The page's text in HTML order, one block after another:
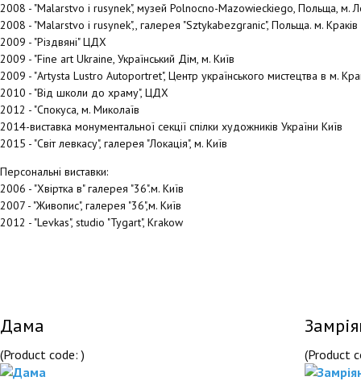
2008 - "Malarstvo i rusynek", музей Polnocno-Mazowieckiego, Польща, м.
2008 - "Malarstvo i rusynek",, галерея "Sztykabezgranic", Польща. м. Краків
2009 - "Різдвяні" ЦДХ
2009 - "Fine art Ukraine, Український Дім, м. Київ
2009 - "Artysta Lustro Autoportret", Центр українського мистецтва в м.
2010 - "Від школи до храму", ЦДХ
2012 - "Спокуса, м. Миколаїв
2014-виставка монументальної секції спілки художників України Київ
2015 - "Світ левкасу", галерея "Локація", м. Київ
Персональні виставки:
2006 - "Хвіртка в" галерея "36".м. Київ
2007 - "Живопис", галерея "36",м. Київ
2012 - "Levkas", studio "Tygart", Krakow
Дама
(Product code:) (Product